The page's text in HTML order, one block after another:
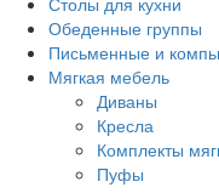
Обеденные группы
Письменные и
Мягкая мебель
Диваны
Кресла
Комплекты
Пуфы